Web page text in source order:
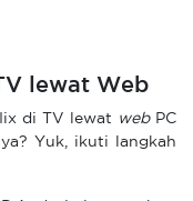
lewat Web
di TV lewat web PC
Yuk, ikuti langkah